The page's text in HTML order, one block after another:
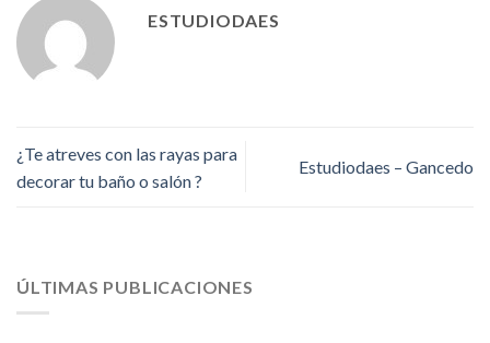
ESTUDIODAES
¿Te atreves con las rayas para
decorar tu baño o salón ?
Estudiodaes – Gancedo
ÚLTIMAS PUBLICACIONES